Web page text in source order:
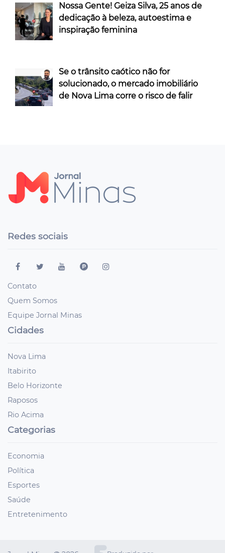
Nossa Gente! Geiza Silva, 25 anos de
dedicação à beleza, autoestima e
inspiração feminina
Se o trânsito caótico não for
solucionado, o mercado imobiliário
de Nova Lima corre o risco de falir
Redes sociais
Contato
Quem Somos
Equipe Jornal Minas
Cidades
Nova Lima
Itabirito
Belo Horizonte
Raposos
Rio Acima
Categorias
Economia
Política
Esportes
Saúde
Entretenimento